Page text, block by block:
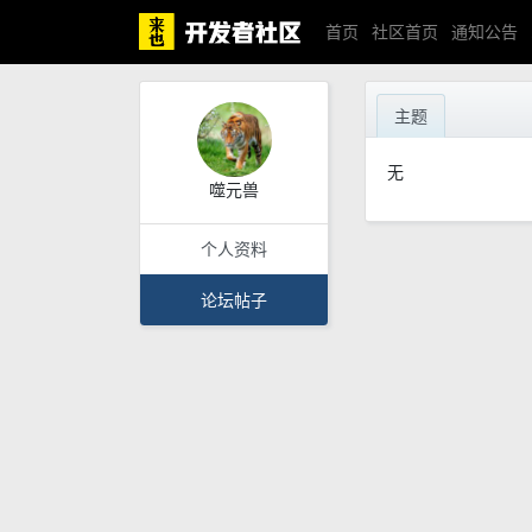
首页 社区首页 通知公告
噬元兽
个人资料
论坛帖子
主题
无